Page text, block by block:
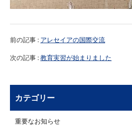
前の記事 : アレセイアの国際交流
次の記事 :教育実習が始まりました
カテゴリー
重要なお知らせ